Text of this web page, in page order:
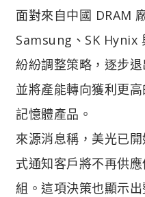
面對來自中國 DRAM
Samsung、SK Hynix
紛紛調整策略，逐步
並將產能轉向獲利更
記憶體產品。
來源消息稱，美光已
式通知客戶將不再供
組。這項決策也顯示